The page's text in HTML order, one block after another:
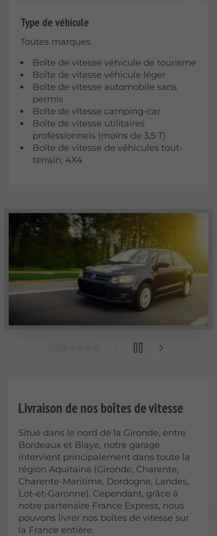
Type de véhicule
Toutes marques
Boîte de vitesse véhicule de tourisme
Boîte de vitesse véhicule léger
Boîte de vitesse automobile sans
permis
Boîte de vitesse camping-car
Boîte de vitesse utilitaires
professionnels (moins de 3,5 T)
Boîte de vitesse de véhicules tout-
terrain, 4X4
Livraison de nos boîtes de vitesse
Situé dans le nord de la Gironde, entre
Bordeaux et Blaye, notre garage
intervient principalement dans toute la
région Aquitaine (Gironde, Charente,
Charente-Maritime, Dordogne, Landes,
Lot-et-Garonne). Cependant, grâce à
notre partenaire France Express, nous
pouvons livrer nos boîtes de vitesse sur
la France entière.